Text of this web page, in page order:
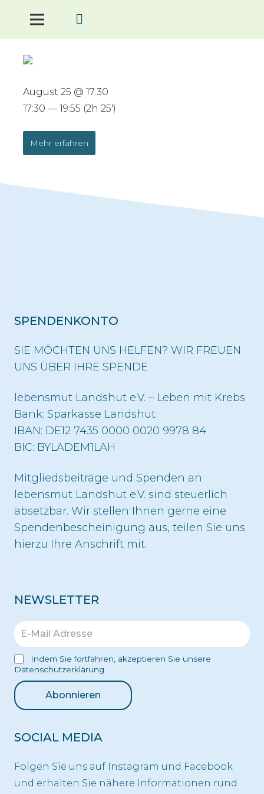
August 25 @ 17:30
17:30 — 19:55 (2h 25′)
Mehr erfahren
SPENDENKONTO
SIE MÖCHTEN UNS HELFEN? WIR FREUEN
UNS ÜBER IHRE SPENDE
lebensmut Landshut e.V. – Leben mit Krebs
Bank: Sparkasse Landshut
IBAN: DE12 7435 0000 0020 9978 84
BIC: BYLADEM1LAH
Mitgliedsbeiträge und Spenden an
lebensmut Landshut e.V. sind steuerlich
absetzbar. Wir stellen Ihnen gerne eine
Spendenbescheinigung aus, teilen Sie uns
hierzu Ihre Anschrift mit.
NEWSLETTER
Indem Sie fortfahren, akzeptieren Sie unsere
Datenschutzerklärung.
SOCIAL MEDIA
Folgen Sie uns auf Instagram und Facebook
und erhalten Sie nähere Informationen rund